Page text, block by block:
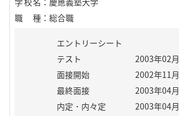
職種 ： 総合職
エントリーシート
テスト
2003年02月
面接開始
2002年11月
最終面接
2003年04月
内定・内々定
2003年04月